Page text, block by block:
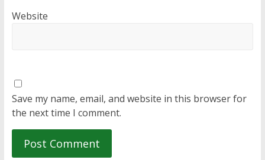
Website
Save my name, email, and website in this browser for
the next time I comment.